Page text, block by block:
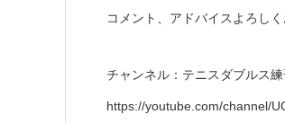
コメント、アドバイスよろしく
チャンネル：テニスダブルス
https://youtube.com/channel/